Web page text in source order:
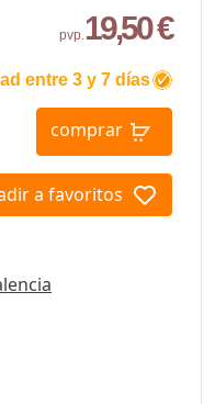
pvp. 19,50 €
entre 3 y 7 días
comprar
a favoritos